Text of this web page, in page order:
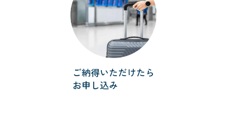
ご納得いただけたら
お申し込み